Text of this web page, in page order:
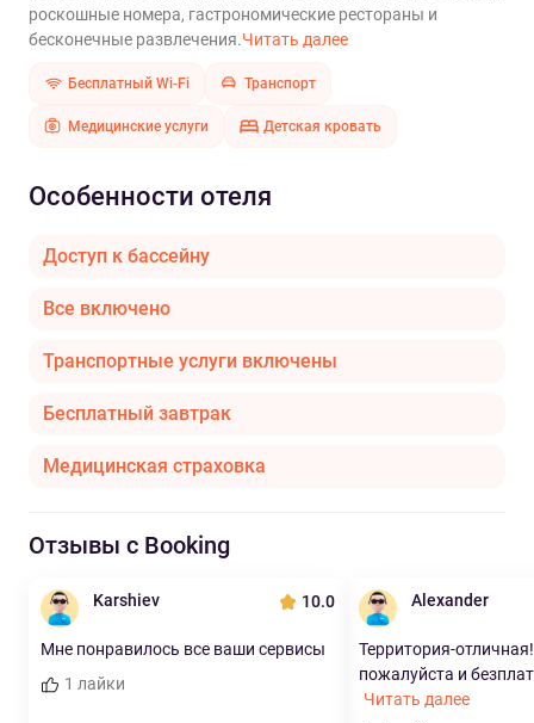
роскошные номера, гастрономические рестораны и
бесконечные развлечения.Читать далее
Бесплатный Wi-Fi Транспорт
Медицинские услуги Детская кровать
Особенности отеля
Доступ к бассейну
Все включено
Транспортные услуги включены
Бесплатный завтрак
Медицинская страховка
Отзывы с Booking
Karshiev 10.0
Мне понравилось все ваши сервисы
1 лайки
Alexander
Территория-
пожалуйста и
Читать далее